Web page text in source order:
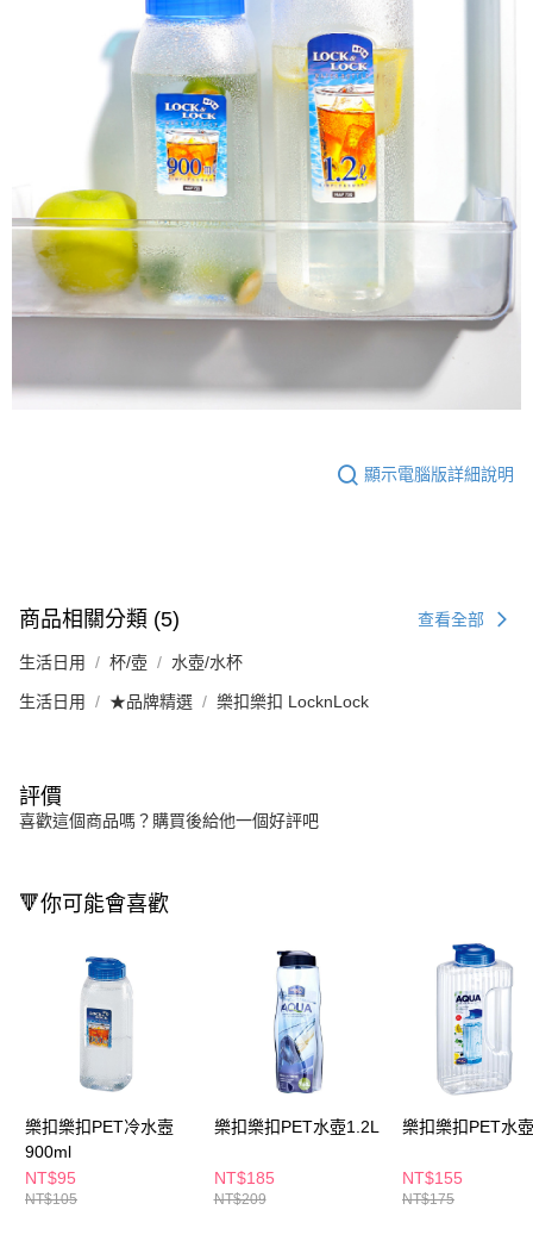
顯示電腦版詳細說明
商品相關分類 (5) 查看全部
生活日用 杯/壺 水壺/水杯
生活日用 ★品牌精選 樂扣樂扣 LocknLock
評價
喜歡這個商品嗎？購買後給他一個好評吧
🔻你可能會喜歡
樂扣樂扣PET冷水壼
900ml
NT$95
NT$105
樂扣樂扣PET水壺1.2L
NT$185
NT$209
樂扣樂扣PET水
NT$155
NT$175